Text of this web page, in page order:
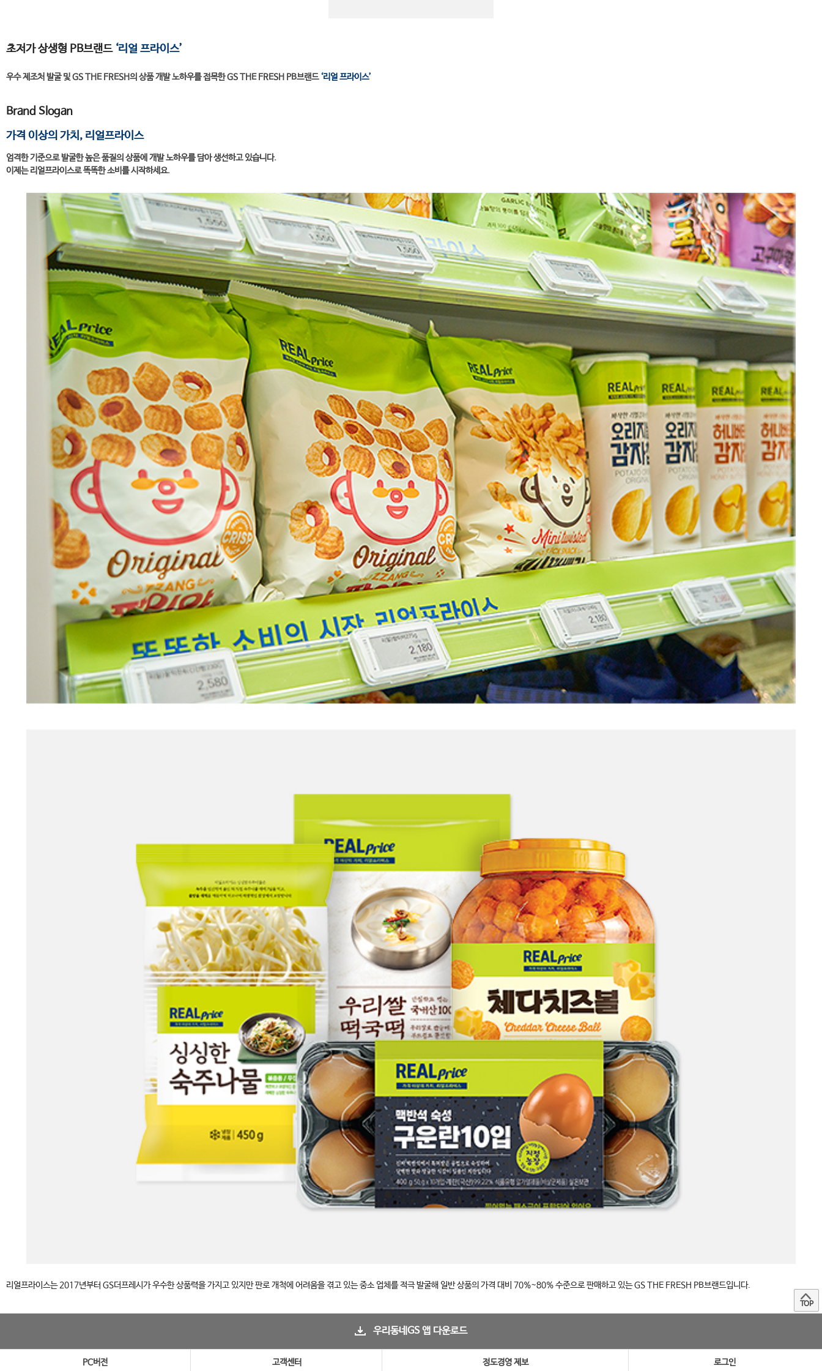
초저가 상생형 PB브랜드 ‘리얼 프라이스’
우수 제조처 발굴 및 GS THE FRESH의 상품 개발 노하우를 접목한 GS THE FRESH PB브랜드‘리얼 프라이스’
Brand Slogan
가격 이상의 가치, 리얼프라이스
엄격한 기준으로 발굴한 높은 품질의 상품에 개발 노하우를 담아 생선하고 있습니다.
이제는 리얼프라이스로 똑똑한 소비를 시작하세요.
리얼프라이스는 2017년부터 GS더프레시가 우수한 상품력을 가지고 있지만 판로 개척에 어려움을 겪고 있는 중소 업체를 적극 발굴해 일반 상품의 가격 대비 70%~80% 수준으로 판매하고 있는 GS THE FRESH PB브랜드입니다.
우리동네GS 앱 다운로드
PC버전 고객센터 정도경영 제보 로그인
TOP